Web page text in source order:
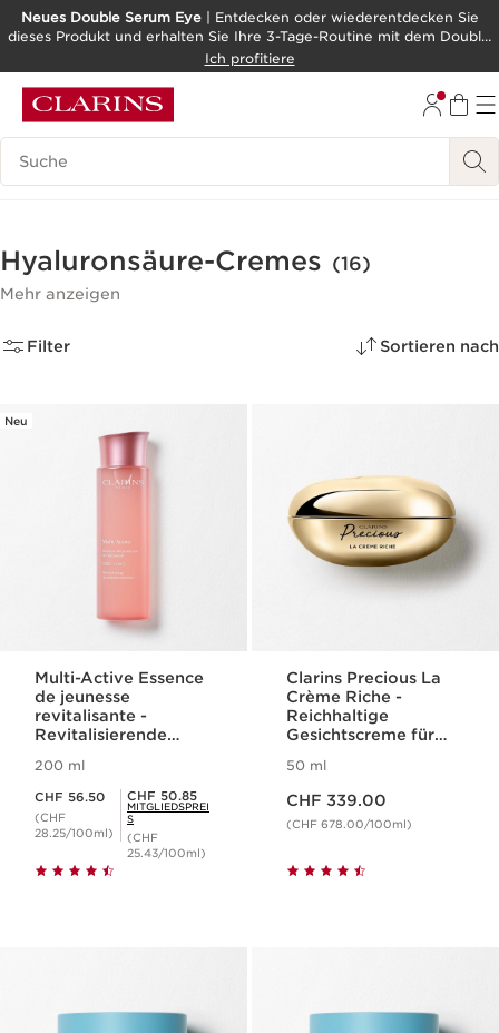
WEITER ZUM INHALT
BARRIEREFREIHEITSWERKZEUG
Neues Double Serum Eye| Entdecken oder wiederentdecken Sie
dieses Produkt und erhalten Sie Ihre 3-Tage-Routine mit dem Double
Serum als Geschenk!
Ich profitiere
Legende suchen
Hyaluronsäure-Cremes (16)
Mehr anzeigen
Filter Sortieren nach
Neu
Multi-Active Essence
de jeunesse
revitalisante -
Revitalisierende
Essenz
200 ml
CHF 56.50
(CHF
28.25/100ml)
Mitgliederpreis CHF 50.85
CHF 50.85
MITGLIEDSPREI
S
(CHF
25.43/100ml)
Clarins Precious La
Crème Riche -
Reichhaltige
Gesichtscreme für
50 ml
CHF 339.00
(CHF 678.00/100ml)